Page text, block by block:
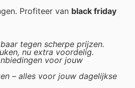
Profiteer van black friday
tegen scherpe prijzen.
nu extra voordelig.
voor jouw
– alles voor jouw dagelijkse